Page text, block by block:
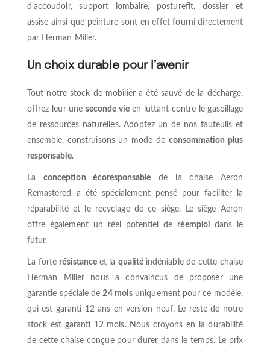
d’accoudoir, support lombaire, posturefit, dossier et
assise ainsi que peinture sont en effet fourni directement
par Herman Miller.
Un choix durable pour l’avenir
Tout notre stock de mobilier a été sauvé de la décharge,
offrez-leur une seconde vieen luttant contre le gaspillage
de ressources naturelles. Adoptez un de nos fauteuils et
ensemble, construisons un mode de consommation plus
responsable.
La conception écoresponsable de la chaise Aeron
Remastered a été spécialement pensé pour faciliter la
réparabilité et le recyclage de ce siège. Le siège Aeron
offre également un réel potentiel de réemploi dans le
futur.
La forte résistance et la qualité indéniable de cette chaise
Herman Miller nous a convaincus de proposer une
garantie spéciale de24 mois uniquement pour ce modèle,
qui est garanti 12 ans en version neuf. Le reste de notre
stock est garanti 12 mois. Nous croyons en la durabilité
de cette chaise conçue pour durer dans le temps. Le prix